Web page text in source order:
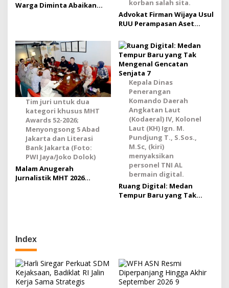
Warga Diminta Abaikan
korban salah sita.
Advokat Firman Wijaya Usul
RUU Perampasan Aset
Pemulihan dan Ganti Rugi
yang Kuat Bagi Korban
Salah Sita
Tim juri untuk dua
kategori khusus MHT
Awards 52-2026;
Menyongsong 5 Abad
Jakarta dan Literasi
Bank Jakarta (Foto:
PWI Jaya/Joko Dolok)
Malam Anugerah
Jurnalistik MHT 2026
Kepala Dinas
Penerangan
Komando Daerah
Angkatan Laut
(Kodaeral) IV, Kolonel
Laut (KH) Ign. M.
Pundjung T., S.Sos.,
M.Sc, (kiri)
menyaksikan
personel TNI AL
bermain digital.
Ruang Digital: Medan
Tempur Baru yang Tak
Index